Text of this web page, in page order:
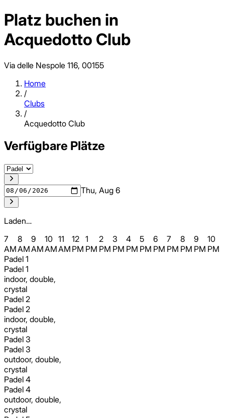
Platz buchen in
Acquedotto Club
Via delle Nespole 116, 00155
Home
/
Clubs
/
Acquedotto Club
Verfügbare Plätze
Thu, Aug 6
Laden…
7
AM
8
AM
9
AM
10
AM
11
AM
12
PM
1
PM
2
PM
3
PM
4
PM
5
PM
6
PM
7
PM
8
PM
9
PM
10
PM
Padel 1
Padel 1
indoor, double,
crystal
Padel 2
Padel 2
indoor, double,
crystal
Padel 3
Padel 3
outdoor, double,
crystal
Padel 4
Padel 4
outdoor, double,
crystal